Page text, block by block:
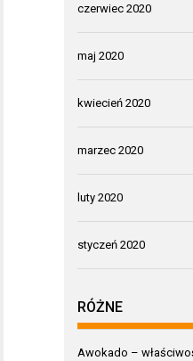
czerwiec 2020
maj 2020
kwiecień 2020
marzec 2020
luty 2020
styczeń 2020
RÓŻNE
Awokado –